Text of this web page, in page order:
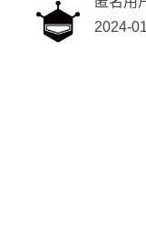
2024-